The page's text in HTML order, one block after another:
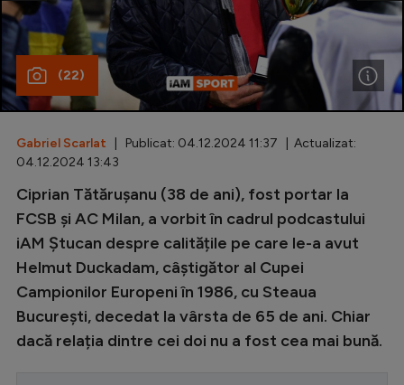
Fotbal feminin
Special
Diverse
Inedit
Clasamente
Champions League
Europa League
Conference League
CM 2026
(22)
Gabriel Scarlat | Publicat: 04.12.2024 11:37 | Actualizat:
04.12.2024 13:43
Ciprian Tătărușanu (38 de ani), fost portar la
FCSB și AC Milan, a vorbit în cadrul podcastului
iAM Ștucan despre calitățile pe care le-a avut
Helmut Duckadam, câștigător al Cupei
Campionilor Europeni în 1986, cu Steaua
București, decedat la vârsta de 65 de ani. Chiar
dacă relația dintre cei doi nu a fost cea mai bună.